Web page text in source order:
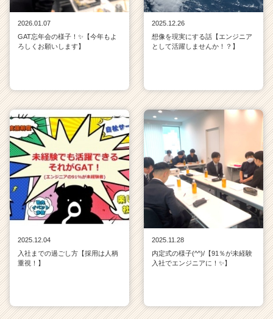
2026.01.07
GAT忘年会の様子！✨【今年もよ
ろしくお願いします】
2025.12.26
想像を現実にする話【エンジニア
として活躍しませんか！？】
2025.12.04
入社までの過ごし方【採用は人柄
重視！】
2025.11.28
内定式の様子(^^)/【91％が未経験
入社でエンジニアに！✨】